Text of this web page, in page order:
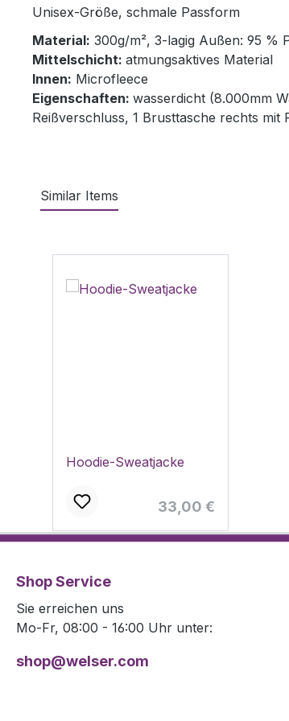
Unisex-Größe, schmale Passform
Material: 300g/m², 3-lagig Außen: 95 %
Mittelschicht: atmungsaktives Material
Innen: Microfleece
Eigenschaften: wasserdicht (8.000mm
Reißverschluss, 1 Brusttasche rechts
Similar Items
Hoodie-Sweatjacke
Regulärer Preis:
33,00 €
Shop Service
Sie erreichen uns
Mo-Fr, 08:00 - 16:00 Uhr unter:
shop@welser.com